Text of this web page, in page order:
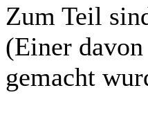
Zum Teil
(Einer
gemacht